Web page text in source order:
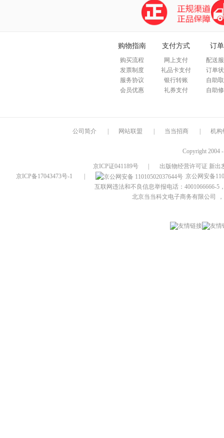
购物指南
购买流程
发票制度
服务协议
会员优惠
支付方式
网上支付
礼品卡支付
银行转账
礼券支付
订
配送
订单
自助
自助
公司简介 网站联盟 当当招商 机构
Copyright 2004
京ICP证041189号
出版物经营许可证 新出
京ICP备17043473号-1
京公网安备
互联网违法和不良信息举报电话：4001066666-5
北京当当科文电子商务有限公司